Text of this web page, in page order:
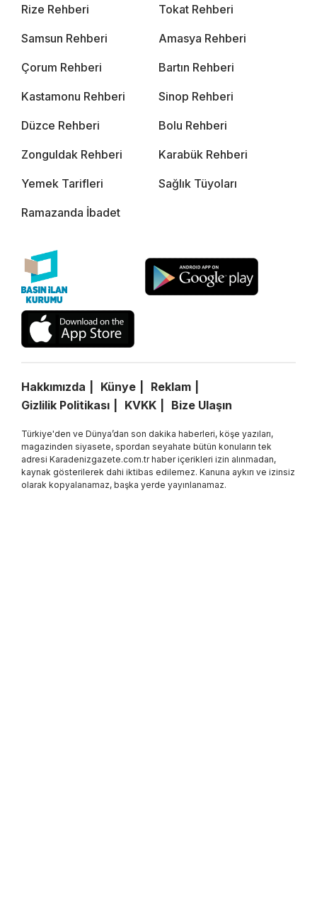
Rize Rehberi Tokat Rehberi
Samsun Rehberi Amasya Rehberi
Çorum Rehberi Bartın Rehberi
Kastamonu Rehberi Sinop Rehberi
Düzce Rehberi Bolu Rehberi
Zonguldak Rehberi Karabük Rehberi
Yemek Tarifleri Sağlık Tüyoları
Ramazanda İbadet
Hakkımızda Künye
Reklam
Gizlilik Politikası
KVKK Bize Ulaşın
Türkiye'den ve Dünya’dan son dakika haberleri, köşe yazıları,
magazinden siyasete, spordan seyahate bütün konuların tek
adresi Karadenizgazete.com.tr haber içerikleri izin alınmadan,
kaynak gösterilerek dahi iktibas edilemez. Kanuna aykırı ve izinsiz
olarak kopyalanamaz, başka yerde yayınlanamaz.